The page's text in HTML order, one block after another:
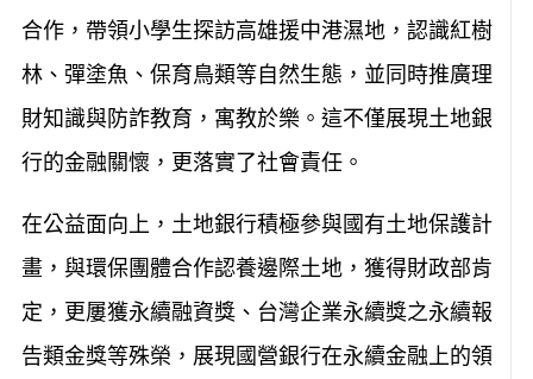
合作，帶領小學生探訪高雄援中港濕地，認識紅樹
林、彈塗魚、保育鳥類等自然生態，並同時推廣理
財知識與防詐教育，寓教於樂。這不僅展現土地銀
行的金融關懷，更落實了社會責任。
在公益面向上，土地銀行積極參與國有土地保護計
畫，與環保團體合作認養邊際土地，獲得財政部肯
定，更屢獲永續融資獎、台灣企業永續獎之永續報
告類金獎等殊榮，展現國營銀行在永續金融上的領